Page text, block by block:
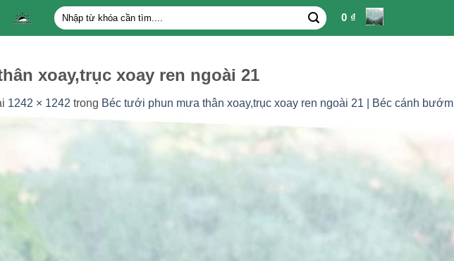
Tìm
kiếm:
0 ₫
xoay,trục xoay ren ngoài 21
1242 × 1242 trong Béc tưới phun mưa thân xoay,trục xoay ren ngoài 21 | Béc cánh bướm